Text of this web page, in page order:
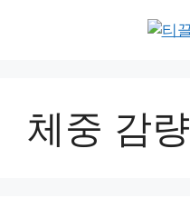
체중 감량